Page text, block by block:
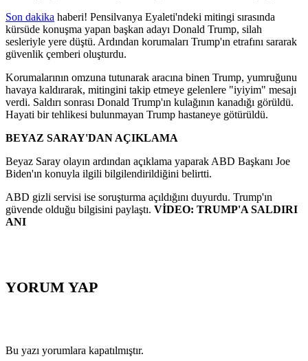
Son dakika haberi! Pensilvanya Eyaleti'ndeki mitingi sırasında
kürsüde konuşma yapan başkan adayı Donald Trump, silah
sesleriyle yere düştü. Ardından korumaları Trump'ın etrafını sararak
güvenlik çemberi oluşturdu.
Korumalarının omzuna tutunarak aracına binen Trump, yumruğunu
havaya kaldırarak, mitingini takip etmeye gelenlere "iyiyim" mesajı
verdi. Saldırı sonrası Donald Trump'ın kulağının kanadığı görüldü.
Hayati bir tehlikesi bulunmayan Trump hastaneye götürüldü.
BEYAZ SARAY'DAN AÇIKLAMA
Beyaz Saray olayın ardından açıklama yaparak ABD Başkanı Joe
Biden'ın konuyla ilgili bilgilendirildiğini belirtti.
ABD gizli servisi ise soruşturma açıldığını duyurdu. Trump'ın
güvende olduğu bilgisini paylaştı. VİDEO: TRUMP'A SALDIRI
ANI
YORUM YAP
Bu yazı yorumlara kapatılmıştır.